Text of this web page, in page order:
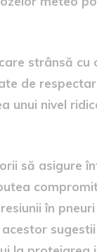
strânsă
de
unui nivel
să asigure
în